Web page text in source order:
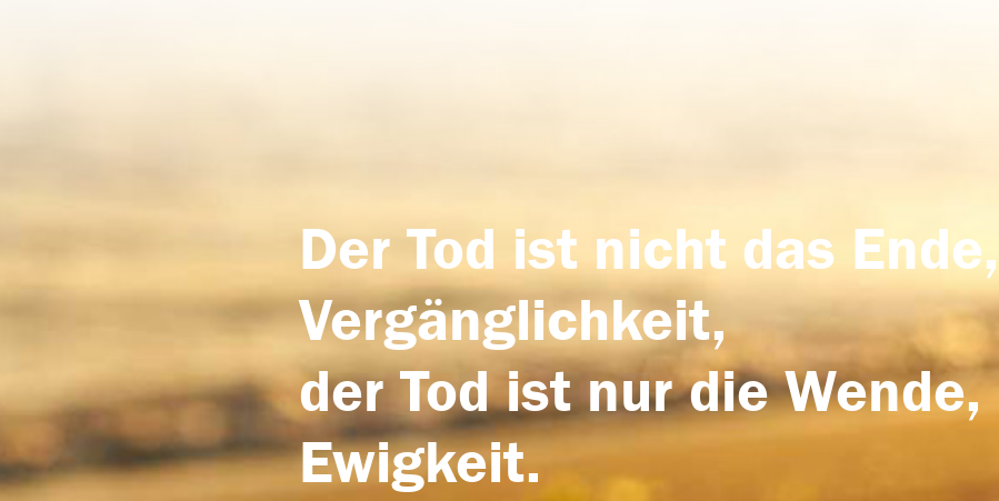
Der Tod ist nicht das
Vergänglichkeit,
der Tod ist nur die
Ewigkeit.